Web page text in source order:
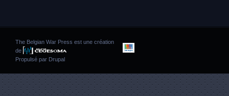
The Belgian War Press est une création
de
Propulsé par Drupal